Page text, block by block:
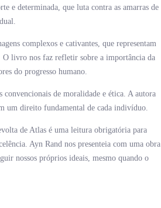
e determinada, que luta contra as amarras de
complexos e cativantes, que representam
O livro nos faz refletir sobre a importância da
do progresso humano.
convencionais de moralidade e ética. A autora
um direito fundamental de cada indivíduo.
de Atlas é uma leitura obrigatória para
Ayn Rand nos presenteia com uma obra
nossos próprios ideais, mesmo quando o